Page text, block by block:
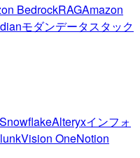
BedrockRAGAmazon
モダンデータスタック
SnowflakeAlteryxインフォ
Vision OneNotion